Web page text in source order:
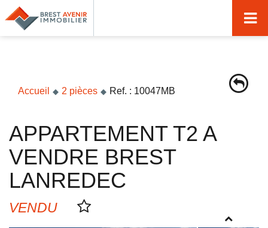
Accueil
Nos agences
Nos métiers
Syndic de copropriété
Transactions immobilières
Accueil 2 pièces Ref. : 10047MB
APPARTEMENT T2 A
VENDRE BREST
LANREDEC
VENDU